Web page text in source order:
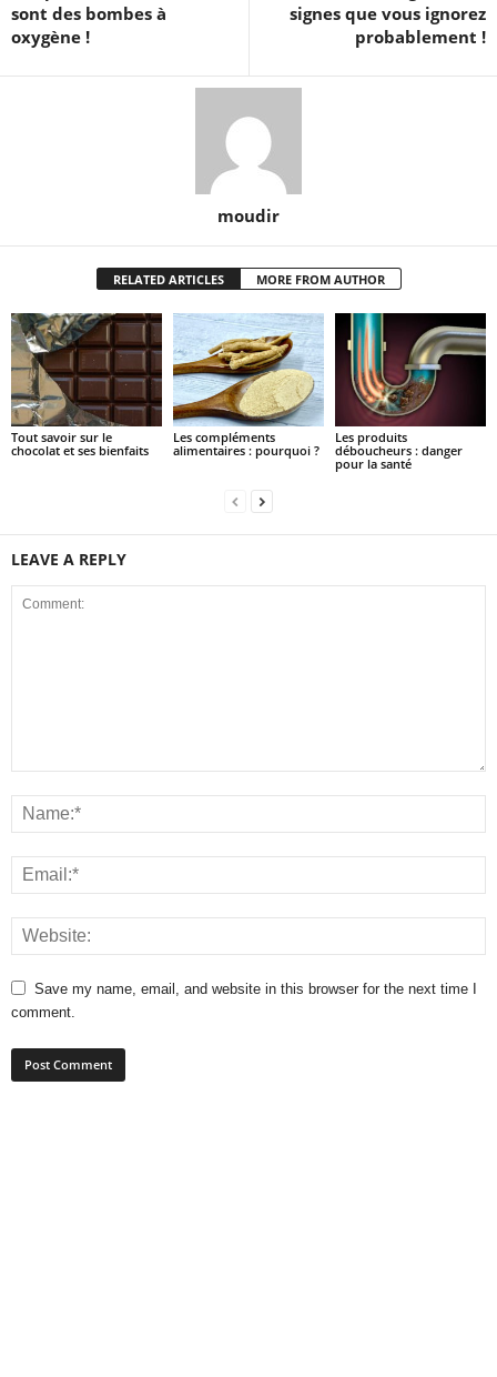
sont des bombes à
oxygène !
signes que vous ignorez
probablement !
moudir
RELATED ARTICLES MORE FROM AUTHOR
Tout savoir sur le
chocolat et ses bienfaits
Les compléments
alimentaires : pourquoi ?
Les produits
déboucheurs : danger
pour la santé
LEAVE A REPLY
Save my name, email, and website in this browser for the next time I
comment.